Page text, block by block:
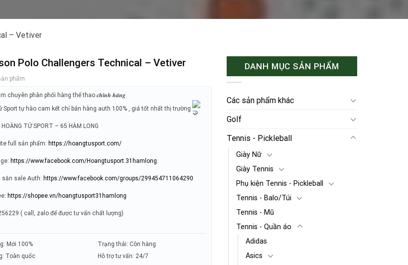
– Vetiver
Polo Challengers Technical – Vetiver
phẩm
chuyên phân phối hàng thể thao 𝒄𝒉𝒊́𝒏𝒉 𝒉𝒂̃𝒏𝒈.
Sport tự hào cam kết chỉ bán hàng auth 100% , giá tốt nhất thị trường
TỬ SPORT – 65 HÀM LONG
full sản phẩm: https://hoangtusport.com/
https://www.facebook.com/Hoangtusport.31hamlong
săn sale Auth: https://www.facebook.com/groups/299454711064290
https://shopee.vn/hoangtusport31hamlong
( call, zalo để được tư vấn chất lượng)
Mới 100%
Toàn quốc
Trạng thái: Còn hàng
Hỗ trợ tư vấn: 24/7
DANH MỤC SẢN PHẨM
Các sản phẩm khác
Golf
Tennis - Pickleball
Giày Nữ
Giày Tennis
Phụ kiện Tennis - Pickleball
Tennis - Balo/Túi
Tennis - Mũ
Tennis - Quần áo
Adidas
Asics